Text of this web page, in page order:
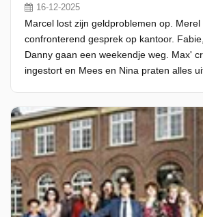
16-12-2025
Marcel lost zijn geldproblemen op. Merel
confronterend gesprek op kantoor.
Danny gaan een weekendje weg. Max'
ingestort en Mees en Nina praten alles